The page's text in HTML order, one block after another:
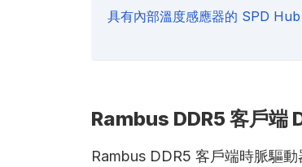
具有內部溫度感應器的 SPD Hub
Rambus DDR5 客戶端
Rambus DDR5 客戶端時脈驅